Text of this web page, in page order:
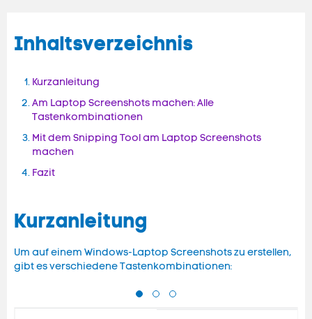
Inhaltsverzeichnis
Kurzanleitung
Am Laptop Screenshots machen: Alle
Tastenkombinationen
Mit dem Snipping Tool am Laptop Screenshots
machen
Fazit
Kurzanleitung
Um auf einem Windows-Laptop Screenshots zu erstellen,
gibt es verschiedene Tastenkombinationen: